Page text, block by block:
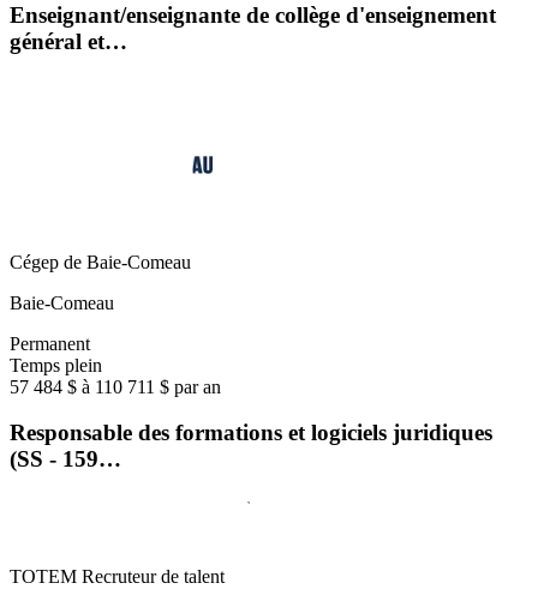
Enseignant/enseignante de collège d'enseignement
général et…
Cégep de Baie-Comeau
Baie-Comeau
Permanent
Temps plein
57 484 $ à 110 711 $ par an
Responsable des formations et logiciels juridiques
(SS - 159…
TOTEM Recruteur de talent